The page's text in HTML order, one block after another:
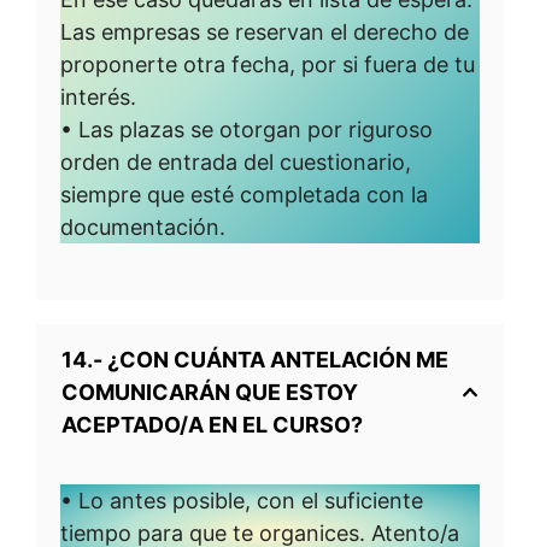
Las empresas se reservan el derecho de
proponerte otra fecha, por si fuera de tu
interés.
• Las plazas se otorgan por riguroso
orden de entrada del cuestionario,
siempre que esté completada con la
documentación.
14.- ¿CON CUÁNTA ANTELACIÓN ME
COMUNICARÁN QUE ESTOY
ACEPTADO/A EN EL CURSO?
• Lo antes posible, con el suficiente
tiempo para que te organices. Atento/a